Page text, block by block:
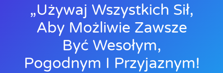
„Używaj Wszystkich Sił,
Aby Możliwie Zawsze
Być Wesołym,
Pogodnym I Przyjaznym!